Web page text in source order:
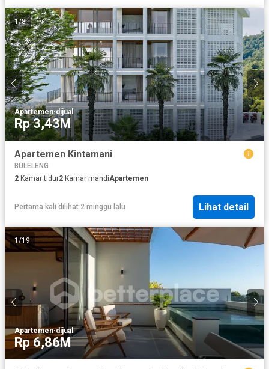
1/8
Apartemen·dijual
Rp 3,43M
Apartemen Kintamani
BULELENG
2 Kamar tidur2 Kamar mandiApartemen
Pertama kali dilihat 2 minggu lalu Lihat detail
1/19
Apartemen·dijual
Rp 6,86M